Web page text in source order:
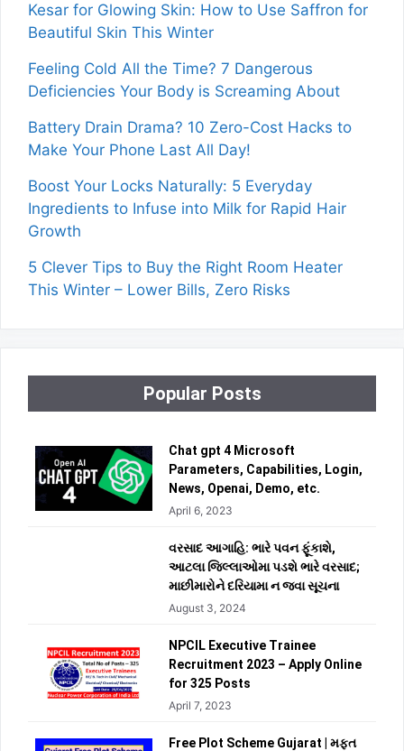
Kesar for Glowing Skin: How to Use Saffron for
Beautiful Skin This Winter
Feeling Cold All the Time? 7 Dangerous
Deficiencies Your Body is Screaming About
Battery Drain Drama? 10 Zero-Cost Hacks to
Make Your Phone Last All Day!
Boost Your Locks Naturally: 5 Everyday
Ingredients to Infuse into Milk for Rapid Hair
Growth
5 Clever Tips to Buy the Right Room Heater
This Winter – Lower Bills, Zero Risks
Popular Posts
Chat gpt 4 Microsoft
Parameters, Capabilities, Login,
News, Openai, Demo, etc.
April 6, 2023
વરસાદ આગાહિ: ભારે પવન ફૂંકાશે,
આટલા જિલ્લાઓમા પડશે ભારે વરસાદ;
માછીમારોને દરિયામા ન જવા સૂચના
August 3, 2024
NPCIL Executive Trainee
Recruitment 2023 – Apply Online
for 325 Posts
April 7, 2023
Free Plot Scheme Gujarat | મફત